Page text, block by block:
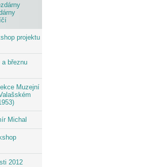
projektu
a březnu
Muzejní
Michal
2012